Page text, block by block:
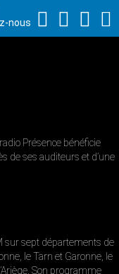
nous
Présence bénéficie
de ses auditeurs et d’une
sur sept départements de
le Tarn et Garonne, le
Son programme